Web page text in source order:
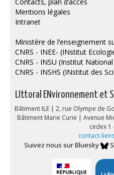
Contacts, plan d’accès
Mentions légales
Intranet
Ministère de l’enseignement
CNRS - INEE- (INstitut
CNRS - INSU (Institut
CNRS - INSHS (INstitut des
LIttoral ENvironnement et
Bâtiment ILE | 2, rue Olympe de
Bâtiment Marie Curie | Avenue
cedex 1
contact-
Suivez nous sur Bluesky